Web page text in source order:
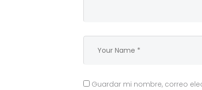
Guardar mi nombre, correo